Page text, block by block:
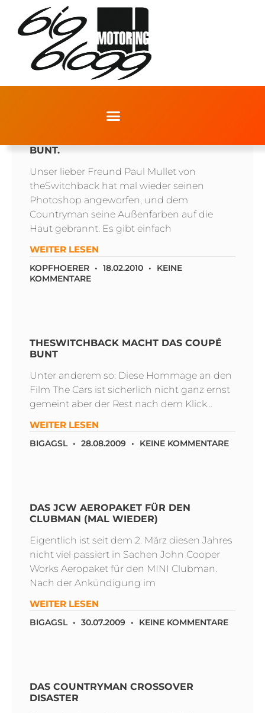
BUNT.
Unser lieber Freund Paul Mullet von
theSwitchback hat mal wieder seinen
Photoshop angeworfen, und dem
Countryman seine Außenfarben auf die
Haut gebrannt. Es gibt einfach
WEITER LESEN
KOPFHOERER 18.02.2010
KEINE
KOMMENTARE
THESWITCHBACK MACHT DAS COUPÉ
BUNT
Unter anderem so: Diese Hommage an den
Film The Cars ist sicherlich nicht ganz ernst
gemeint aber der Rest nach dem Klick…
WEITER LESEN
BIGAGSL 28.08.2009 KEINE KOMMENTARE
DAS JCW AEROPAKET FÜR DEN
CLUBMAN (MAL WIEDER)
Eigentlich ist seit dem 2. März diesen Jahres
nicht viel passiert in Sachen John Cooper
Works Aeropaket für den MINI Clubman.
Nach der Ankündigung im
WEITER LESEN
BIGAGSL 30.07.2009 KEINE KOMMENTARE
DAS COUNTRYMAN CROSSOVER
DISASTER